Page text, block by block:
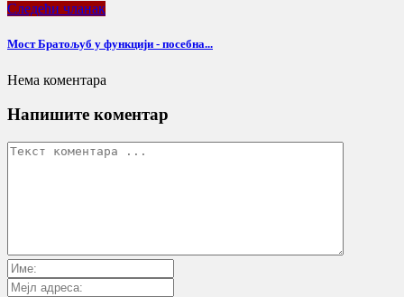
Следећи чланак
Мост Братољуб у функцији - посебна...
Нема коментара
Напишите коментар